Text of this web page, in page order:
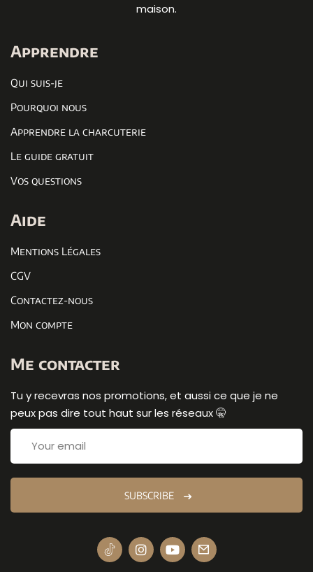
maison.
Apprendre
Qui suis-je
Pourquoi nous
Apprendre la charcuterie
Le guide gratuit
Vos questions
Aide
Mentions Légales
CGV
Contactez-nous
Mon compte
Me contacter
Tu y recevras nos promotions, et aussi ce que je ne
peux pas dire tout haut sur les réseaux 🤫
SUBSCRIBE